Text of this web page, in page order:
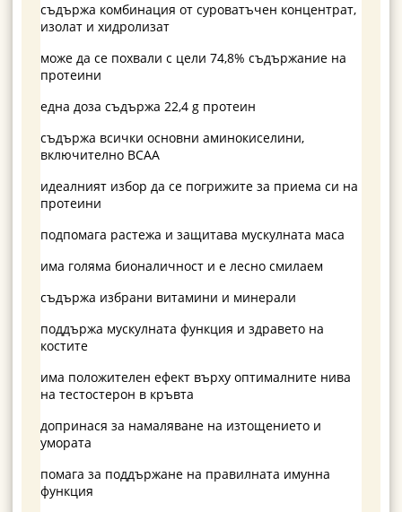
съдържа комбинация от суроватъчен концентрат,
изолат и хидролизат
може да се похвали с цели 74,8% съдържание на
протеини
една доза съдържа 22,4 g протеин
съдържа всички основни аминокиселини,
включително BCAA
идеалният избор да се погрижите за приема си на
протеини
подпомага растежа и защитава мускулната маса
има голяма бионаличност и е лесно смилаем
съдържа избрани витамини и минерали
поддържа мускулната функция и здравето на
костите
има положителен ефект върху оптималните нива
на тестостерон в кръвта
допринася за намаляване на изтощението и
умората
помага за поддържане на правилната имунна
функция